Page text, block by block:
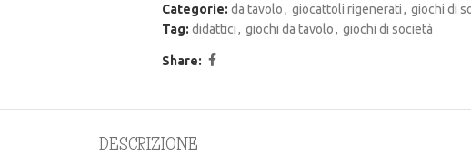
Categorie: da tavolo, giocattoli rigenerati, giochi di
Tag: didattici, giochi da tavolo, giochi di società
Share:
DESCRIZIONE